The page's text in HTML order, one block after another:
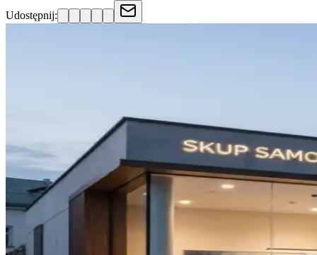
Udostępnij: